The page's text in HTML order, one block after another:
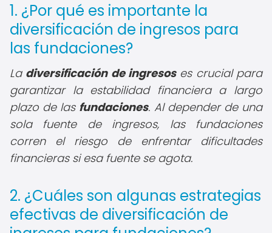
1. ¿Por qué es importante la
diversificación de ingresos para
las fundaciones?
La diversificación de ingresoses crucial para
garantizar la estabilidad financiera a largo
plazo de las fundaciones. Al depender de una
sola fuente de ingresos, las fundaciones
corren el riesgo de enfrentar dificultades
financieras si esa fuente se agota.
2. ¿Cuáles son algunas estrategias
efectivas de diversificación de